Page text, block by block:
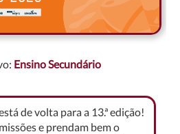
Ensino Secundário
de volta para a 13.ª edição!
e prendam bem o